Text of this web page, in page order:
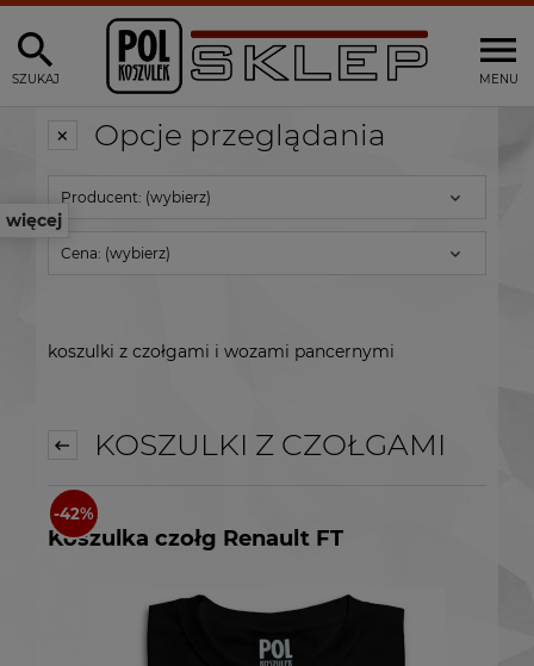
MENU
SZUKAJ
więcej
Opcje przeglądania
Producent: (wybierz)
Cena: (wybierz)
koszulki z czołgami i wozami pancernymi
KOSZULKI Z CZOŁGAMI
Koszulka czołg Renault FT